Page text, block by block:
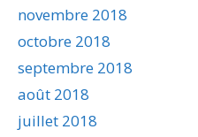
novembre 2018
octobre 2018
septembre 2018
août 2018
juillet 2018